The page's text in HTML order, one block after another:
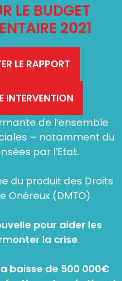
LE BUDGET
2021
LE RAPPORT
INTERVENTION
de l’ensemble
– notamment du
par l’Etat.
du produit des Droits
Onéreux (DMTO).
pour aider les
la crise.
baisse de 500 000€